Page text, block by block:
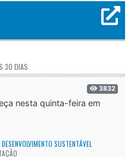
30 DIAS
3832
nesta quinta-feira em
SUSTENTÁVEL